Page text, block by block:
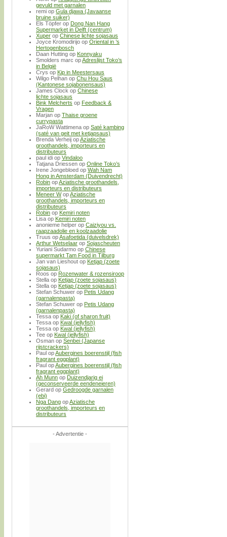
gevuld met garnalen
remi op Gula djawa (Javaanse
bruine suiker)
Els Töpfer op Dong Nan Hang
Supermarket in Delft (centrum)
Xuper op Chinese lichte sojasaus
Joyce Kromodirijo op Oriental in ’s
Hertogenbosch
Daan Hutting op Konnyaku
Smolders marc opAdreslijst Toko’s
in België
Crys op Kip in Meestersaus
Wilgo Pelhan op Chu Hou Saus
(Kantonese sojabonensaus)
James Clock op Chinese
lichte sojasaus
Bink Melcherts op Feedback &
Vragen
Marjan op Thaise groene
currypasta
JaRoW Wattimena op Saté kambing
(saté van geit met ketjapsaus)
Brenda Verheij opAziatische
groothandels, importeurs en
distributeurs
paul idi op Vindaloo
Tatjana Driessen op Online Toko’s
Irene Jongebloed op Wah Nam
Hong in Amsterdam (Duivendrecht)
Robin opAziatische groothandels,
importeurs en distributeurs
Meneer WopAziatische
groothandels, importeurs en
distributeurs
Robin op Kemiri noten
Lisa op Kemiri noten
anonieme helper op Caiziyou vs.
raapzaadolie en koolzaadolie
Truus opAsafoetida (duivelsdrek)
Arthur Wetselaar op Sojascheuten
Yuriani Sudarmo op Chinese
supermarkt Tam Food in Tilburg
Jan van Lieshout op Ketjap (zoete
sojasaus)
Roos op Rozenwater & rozensiroop
Stella op Ketjap (zoete sojasaus)
Stella op Ketjap (zoete sojasaus)
Stefan Schuwer op Petis Udang
(garnalenpasta)
Stefan Schuwer op Petis Udang
(garnalenpasta)
Tessa op Kaki (of sharon fruit)
Tessa op Kwal (jellyfish)
Tessa op Kwal (jellyfish)
Tee op Kwal (jellyfish)
Osman op Senbei (Japanse
rijstcrackers)
Paul opAubergines boerenstijl (fish
fragrant eggplant)
Paul opAubergines boerenstijl (fish
fragrant eggplant)
Ah Munn op Duizendjarig ei
(geconserveerde eendeneieren)
Gerard op Gedroogde garnalen
(ebi)
Nga Dang opAziatische
groothandels, importeurs en
distributeurs
- Advertentie -